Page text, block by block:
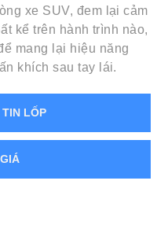
xe SUV, đem lại cảm
kể trên hành trình nào,
mang lại hiệu năng
khích sau tay lái.
LỐP